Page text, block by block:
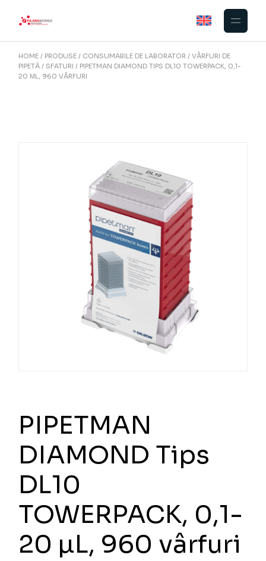
HOME PRODUSE CONSUMABILE DE LABORATOR
VÂRFURI DE
PIPETĂ
SFATURI
PIPETMAN DIAMOND TIPS DL10 TOWERPACK, 0,1-
20 ΜL, 960 VÂRFURI
PIPETMAN
DIAMOND Tips
DL10
TOWERPACK, 0,1-
20 µL, 960 vârfuri